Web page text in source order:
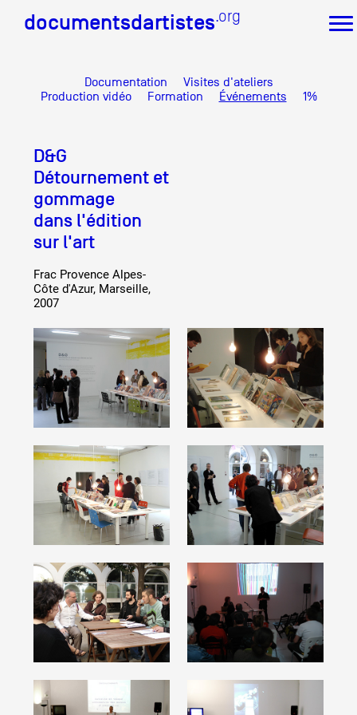
documentsdartistes.org
documentsdartistes.org
Documents d'artistes PACA
Partenaires
Crédits
Actions
Documentation
Visites d'ateliers
Formation
Événements
1% œuvres dans l'espace public
Réseau documents d'artistes
Artistes
De A à Z
Année par année
Candidater
Contact
Documentation
Visites d'ateliers
Production vidéo
Formation Événements 1%
D&G
Détournement et
gommage
dans l'édition
sur l'art
Frac Provence Alpes-
Côte d'Azur, Marseille,
2007